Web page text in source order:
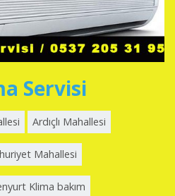
Servisi
Ardıçlı Mahallesi
Mahallesi
Klima bakım